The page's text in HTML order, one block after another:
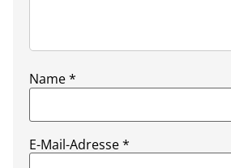
Name*
E-Mail-Adresse*